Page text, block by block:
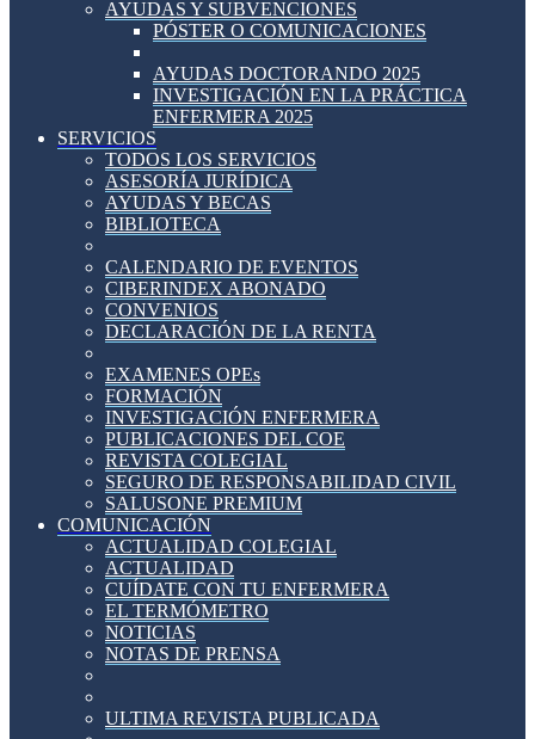
AYUDAS Y SUBVENCIONES
PÓSTER O COMUNICACIONES
AYUDAS DOCTORANDO 2025
INVESTIGACIÓN EN LA PRÁCTICA
ENFERMERA 2025
SERVICIOS
TODOS LOS SERVICIOS
ASESORÍA JURÍDICA
AYUDAS Y BECAS
BIBLIOTECA
CALENDARIO DE EVENTOS
CIBERINDEX ABONADO
CONVENIOS
DECLARACIÓN DE LA RENTA
EXAMENES OPEs
FORMACIÓN
INVESTIGACIÓN ENFERMERA
PUBLICACIONES DEL COE
REVISTA COLEGIAL
SEGURO DE RESPONSABILIDAD CIVIL
SALUSONE PREMIUM
COMUNICACIÓN
ACTUALIDAD COLEGIAL
ACTUALIDAD
CUÍDATE CON TU ENFERMERA
EL TERMÓMETRO
NOTICIAS
NOTAS DE PRENSA
ULTIMA REVISTA PUBLICADA